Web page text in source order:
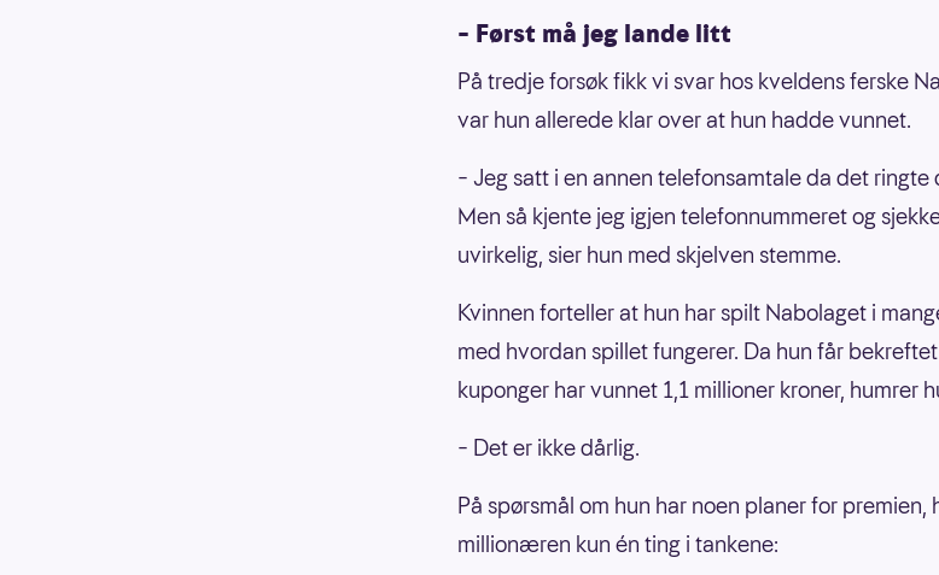
– Først må jeg lande litt
På tredje forsøk fikk vi svar hos kveldens ferske
var hun allerede klar over at hun hadde vunnet.
– Jeg satt i en annen telefonsamtale da det ringte
Men så kjente jeg igjen telefonnummeret og
uvirkelig, sier hun med skjelven stemme.
Kvinnen forteller at hun har spilt Nabolaget i
med hvordan spillet fungerer. Da hun får
kuponger har vunnet 1,1 millioner kroner, humrer
– Det er ikke dårlig.
På spørsmål om hun har noen planer for premien,
millionæren kun én ting i tankene: